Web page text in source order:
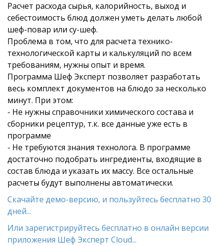
Расчет расхода сырья, калорийность, выход и
себестоимость блюд должен уметь делать любой
шеф-повар или су-шеф.
Проблема в том, что для расчета технико-
технологической карты и калькуляций по всем
требованиям, нужны опыт и время.
Программа Шеф Эксперт позволяет разработать
весь комплект документов на блюдо за несколько
минут. При этом:
- Не нужны справочники химического состава и
сборники рецептур, т.к. все данные уже есть в
программе
- Не требуются знания технолога. В программе
достаточно подобрать ингредиенты, входящие в
состав блюда и указать их массу. Все остальные
расчеты будут выполнены автоматически.
Скачайте демо-версию, и пользуйтесь бесплатно 30
дней...
Или зарегистрируйтесь бесплатно в онлайн версии
приложения Шеф Эксперт Cloud...